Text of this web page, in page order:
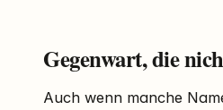
Gegenwart, die
Auch wenn manche